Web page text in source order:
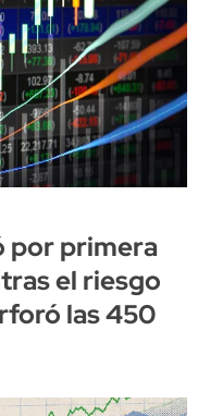
por primera
el riesgo
las 450